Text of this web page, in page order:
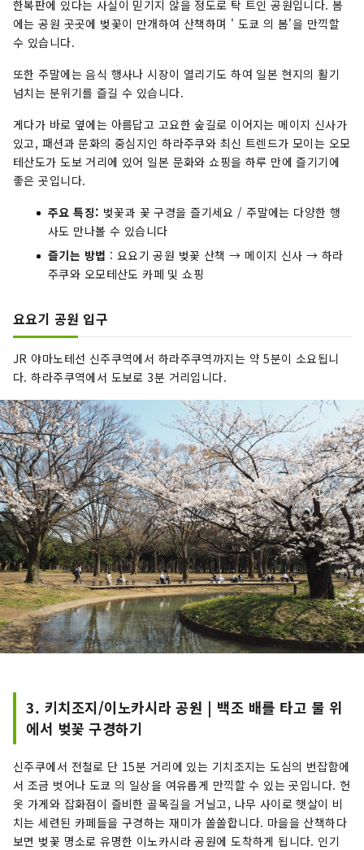
한복판에 있다는 사실이 믿기지 않을 정도로 탁 트인 공원입니다. 봄
에는 공원 곳곳에 벚꽃이 만개하여 산책하며 ' 도쿄 의 봄'을 만끽할
수 있습니다.
또한 주말에는 음식 행사나 시장이 열리기도 하여 일본 현지의 활기
넘치는 분위기를 즐길 수 있습니다.
게다가 바로 옆에는 아름답고 고요한 숲길로 이어지는 메이지 신사가
있고, 패션과 문화의 중심지인 하라주쿠와 최신 트렌드가 모이는 오모
테산도가 도보 거리에 있어 일본 문화와 쇼핑을 하루 만에 즐기기에
좋은 곳입니다.
주요 특징: 벚꽃과 꽃 구경을 즐기세요 / 주말에는 다양한 행
사도 만나볼 수 있습니다
즐기는 방법 : 요요기 공원 벚꽃 산책 → 메이지 신사 → 하라
주쿠와 오모테산도 카페 및 쇼핑
요요기 공원 입구
JR 야마노테선 신주쿠역에서 하라주쿠역까지는 약 5분이 소요됩니
다. 하라주쿠역에서 도보로 3분 거리입니다.
3. 키치조지/이노카시라 공원 | 백조 배를 타고 물 위
에서 벚꽃 구경하기
신주쿠에서 전철로 단 15분 거리에 있는 기치조지는 도심의 번잡함에
서 조금 벗어나 도쿄 의 일상을 여유롭게 만끽할 수 있는 곳입니다. 헌
옷 가게와 잡화점이 즐비한 골목길을 거닐고, 나무 사이로 햇살이 비
치는 세련된 카페들을 구경하는 재미가 쏠쏠합니다. 마을을 산책하다
보면 벚꽃 명소로 유명한 이노카시라 공원에 도착하게 됩니다. 인기